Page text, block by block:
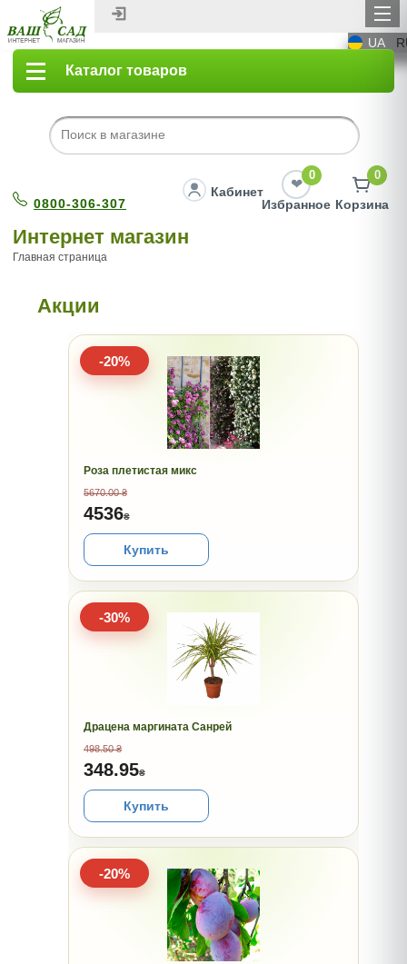
UA
Каталог товаров
0800-306-307
Кабинет
0
Избранное
0
Корзина
Интернет магазин
Главная страница
Акции
-20%
Роза плетистая микс
5670.00 ₴
4536₴
Купить
-30%
Драцена маргината Санрей
498.50 ₴
348.95₴
Купить
-20%